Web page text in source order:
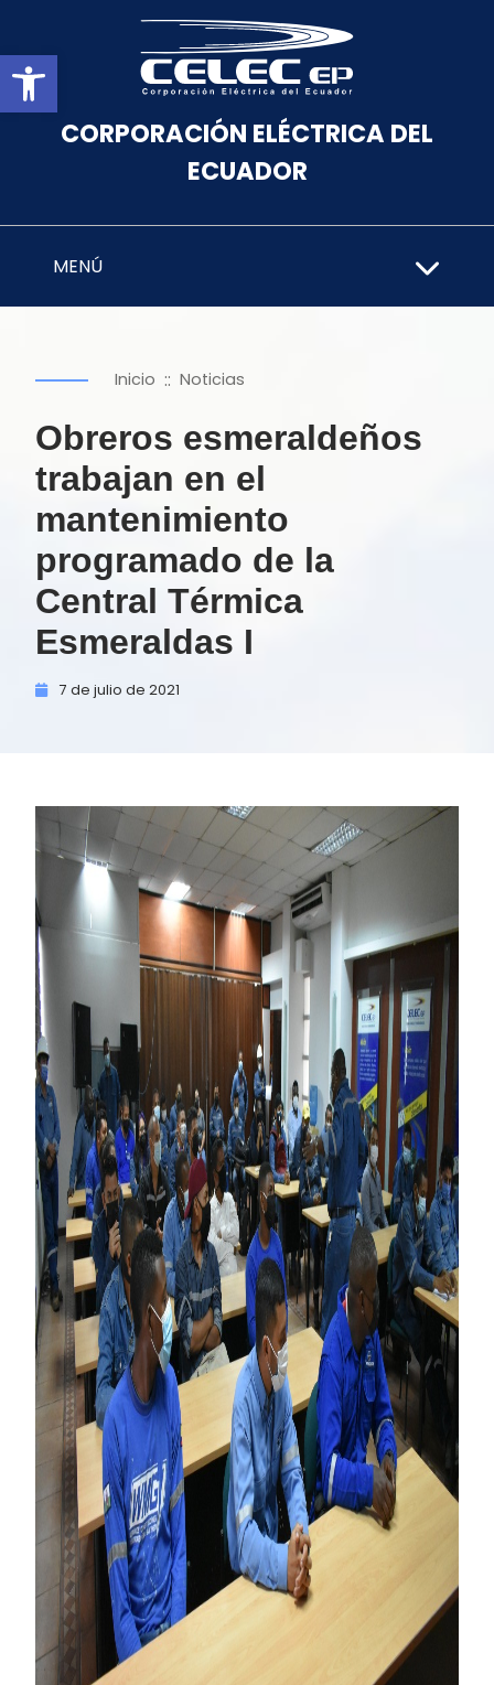
Abrir barra de herramientas
CORPORACIÓN ELÉCTRICA DEL
ECUADOR
MENÚ
Inicio :: Noticias
Obreros esmeraldeños
trabajan en el
mantenimiento
programado de la
Central Térmica
Esmeraldas I
7 de julio de 2021